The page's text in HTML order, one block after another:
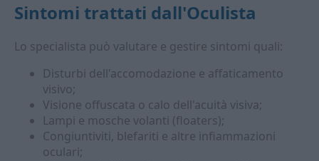
Sintomi trattati dall'Oculista
Lo specialista può valutare e gestire sintomi quali:
Disturbi dell'accomodazione e affaticamento
visivo;
Visione offuscata o calo dell'acuità visiva;
Lampi e mosche volanti (floaters);
Congiuntiviti, blefariti e altre infiammazioni
oculari;